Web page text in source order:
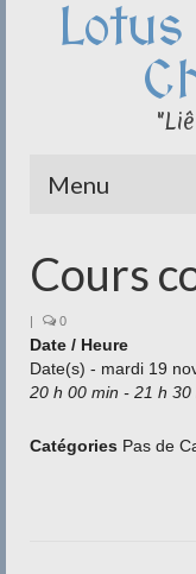
Menu
Qi Cong – Taï Chi
Disciplines
Méditation
Documentation
Cours
| 0
Date / Heure
Date(s) - mardi 19
20 h 00 min - 21 h 30
Catégories Pas de